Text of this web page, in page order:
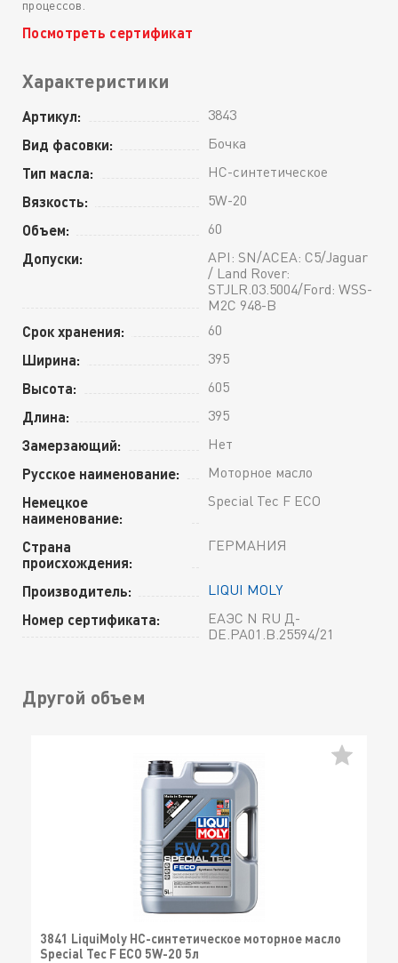
процессов.
Посмотреть сертификат
Характеристики
Артикул: 3843
Вид фасовки: Бочка
Тип масла: HC-синтетическое
Вязкость: 5W-20
Объем: 60
Допуски:
API: SN/ACEA: C5/Jaguar
/ Land Rover:
STJLR.03.5004/Ford: WSS-
M2C 948-B
Срок хранения: 60
Ширина: 395
Высота: 605
Длина: 395
Замерзающий: Нет
Русское наименование: Моторное масло
Немецкое
наименование:
Special Tec F ECO
Страна
происхождения:
ГЕРМАНИЯ
Производитель: LIQUI MOLY
Номер сертификата:
ЕАЭС N RU Д-
DE.РА01.В.25594/21
Другой объем
3841 LiquiMoly НС-синтетическое моторное масло
Special Tec F ECO 5W-20 5л